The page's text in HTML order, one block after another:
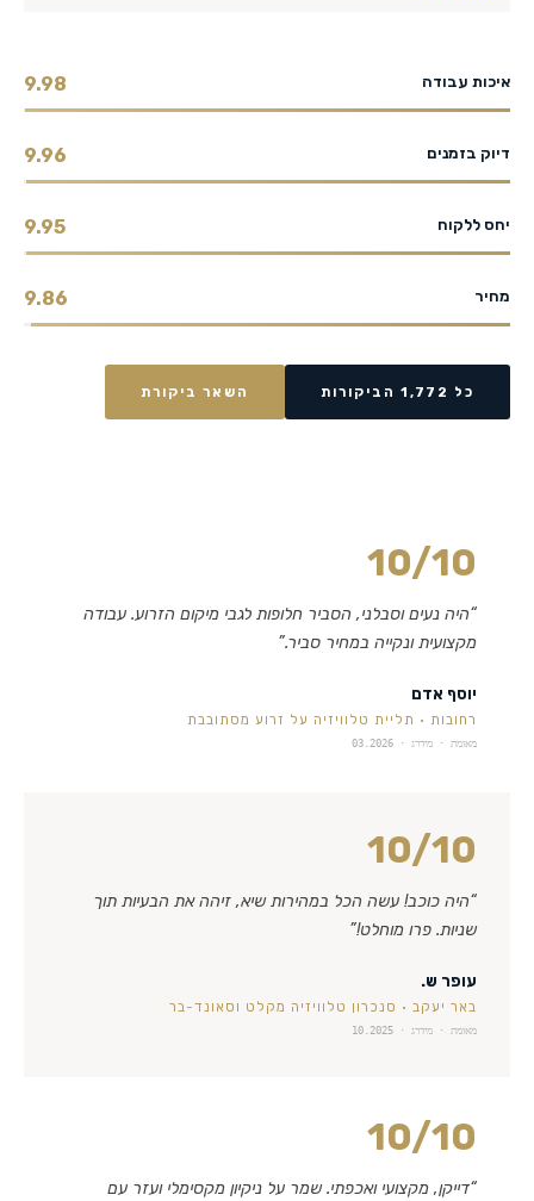
איכות עבודה 9.98
דיוק בזמנים 9.96
יחס ללקוח 9.95
מחיר 9.86
כל 1,772 הביקורות השאר ביקורת
10/10
“היה נעים וסבלני, הסביר חלופות לגבי מיקום הזרוע. עבודה
מקצועית ונקייה במחיר סביר.”
יוסף אדם
רחובות · תליית טלוויזיה על זרוע מסתובבת
מאומת · מידרג · 03.2026
10/10
“היה כוכב! עשה הכל במהירות שיא, זיהה את הבעיות תוך
שניות. פרו מוחלט!”
עופר ש.
באר יעקב · סנכרון טלוויזיה מקלט וסאונד-בר
מאומת · מידרג · 10.2025
10/10
“דייקן, מקצועי ואכפתי. שמר על ניקיון מקסימלי ועזר עם